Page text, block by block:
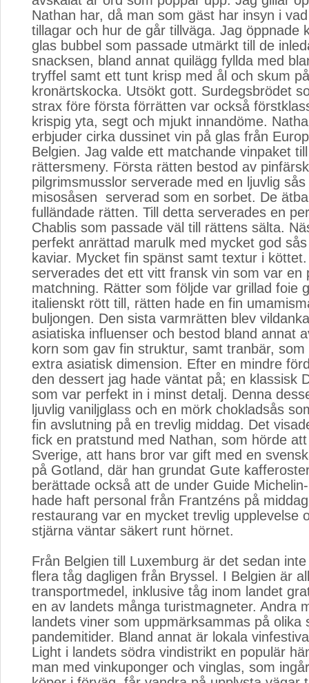
Nathan har, då man som gäst har insyn i
tillagar och hur de går tillväga. Jag öppnade
glas bubbel som passade utmärkt till de
snacksen, bland annat quilägg fyllda med
tryffel samt ett tunt krisp med ål och skum på
kronärtskocka. Utsökt gott. Surdegsbrödet
strax före första förrätten var också
krispig yta, segt och mjukt innandöme.
erbjuder cirka dussinet vin på glas från
Belgien. Jag valde ett matchande vinpaket
rättersmeny. Första rätten bestod av
pilgrimsmusslor serverade med en ljuvlig
misosåsen serverad som en sorbet. De
fulländade rätten. Till detta serverades en
Chablis som passade väl till rättens sälta.
perfekt anrättad marulk med mycket god
kaviar. Mycket fin spänst samt textur i
serverades det ett vitt fransk vin som var en
matchning. Rätter som följde var grillad foie
italienskt rött till, rätten hade en fin
buljongen. Den sista varmrätten blev
asiatiska influenser och bestod bland annat
korn som gav fin struktur, samt tranbär,
extra asiatisk dimension. Efter en mindre
den dessert jag hade väntat på; en klassisk
som var perfekt in i minst detalj. Denna
ljuvlig vaniljglass och en mörk chokladsås
fin avslutning på en trevlig middag. Det
fick en pratstund med Nathan, som hörde
Sverige, att hans bror var gift med en
på Gotland, där han grundat Gute
berättade också att de under Guide
hade haft personal från Frantzéns på
restaurang var en mycket trevlig upplevelse
stjärna väntar säkert runt hörnet.
Från Belgien till Luxemburg är det sedan
flera tåg dagligen från Bryssel. I Belgien är
transportmedel, inklusive tåg inom landet
en av landets många turistmagneter. Andra
landets viner som uppmärksammas på olika
pandemitider. Bland annat är lokala
Light i landets södra vindistrikt en populär
man med vinkuponger och vinglas, som